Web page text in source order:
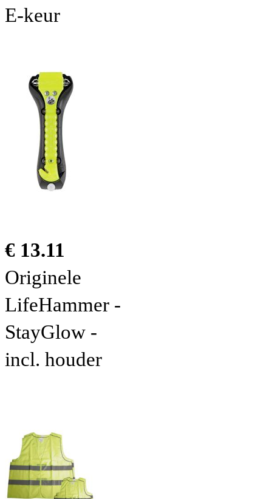
E-keur
€ 13.11
Originele
LifeHammer -
StayGlow -
incl. houder